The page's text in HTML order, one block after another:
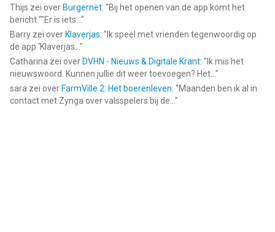
Volg ons: https://www.tiktok.com/@footballleague.official
Doe mee: https://discord.gg/m825ft9xGn
Contact: footballleague2023@gmail.com
--
Football League™ 2026 van MOBILE SOCCER is een app voor
iPhone, iPad en iPod touch met iOS versie 13.0 of hoger,
Thijs zei over Burgernet: "Bij het openen van de app komt het
bericht ""Er is iets... "
Barry zei over Klaverjas: " Ik speel met vrienden tegenwoordig op
de app ‘Klaverjas... "
Catharina zei over DVHN - Nieuws & Digitale Krant: " Ik mis het
nieuwswoord. Kunnen jullie dit weer toevoegen? Het... "
sara zei over FarmVille 2: Het boerenleven: "Maanden ben ik al in
contact met Zynga over valsspelers bij de... "